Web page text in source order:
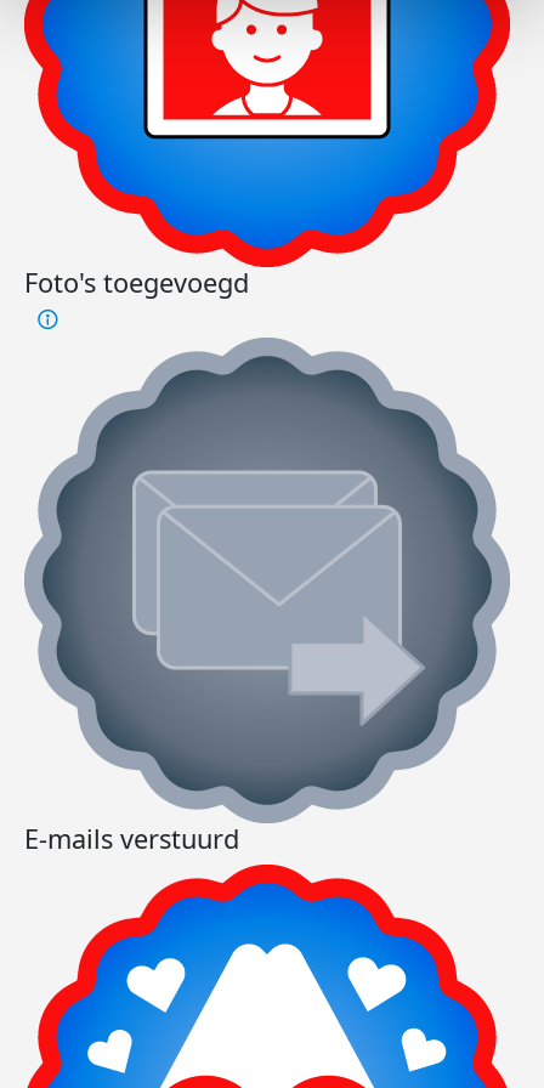
Foto's toegevoegd
E-mails verstuurd